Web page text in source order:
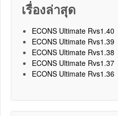
เรื่องล่าสุด
ECONS Ultimate Rvs1.40
ECONS Ultimate Rvs1.39
ECONS Ultimate Rvs1.38
ECONS Ultimate Rvs1.37
ECONS Ultimate Rvs1.36